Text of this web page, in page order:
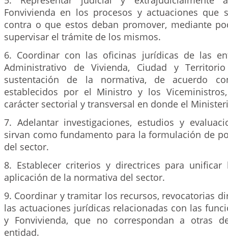
Fonvivienda en los procesos y actuaciones que
contra o que estos deban promover, mediante
supervisar el trámite de los mismos.
6. Coordinar con las oficinas jurídicas de las
Administrativo de Vivienda, Ciudad y
sustentación de la normativa, de acuerdo
establecidos por el Ministro y los
carácter sectorial y transversal en donde el
7. Adelantar investigaciones, estudios y
sirvan como fundamento para la formulación de
del sector.
8. Establecer criterios y directrices para
aplicación de la normativa del sector.
9. Coordinar y tramitar los recursos, revocatorias
las actuaciones jurídicas relacionadas con las
y Fonvivienda, que no correspondan a otras
entidad.